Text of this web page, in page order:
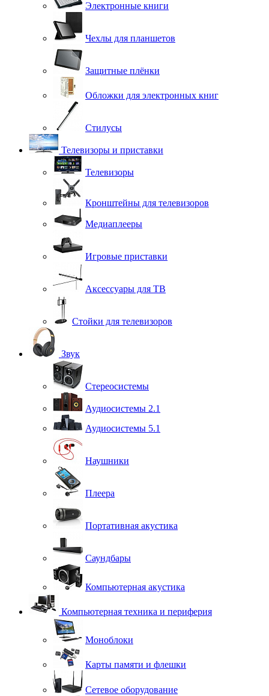
Электронные книги
Чехлы для планшетов
Защитные плёнки
Обложки для электронных книг
Стилусы
Телевизоры и приставки
Телевизоры
Кронштейны для телевизоров
Медиаплееры
Игровые приставки
Аксессуары для ТВ
Стойки для телевизоров
Звук
Стереосистемы
Аудиосистемы 2.1
Аудиосистемы 5.1
Наушники
Плеера
Портативная акустика
Саундбары
Компьютерная акустика
Компьютерная техника и периферия
Моноблоки
Карты памяти и флешки
Сетевое оборудование